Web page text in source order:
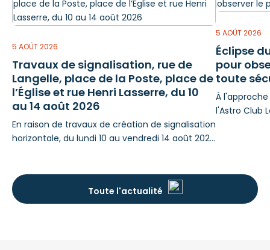
5 AOÛT 2026
Travaux de signalisation, rue de
Langelle, place de la Poste, place de
l’Église et rue Henri Lasserre, du 10
au 14 août 2026
En raison de travaux de création de signalisation
horizontale, du lundi 10 au vendredi 14 août 2026
de la Ville de Lourdes, des perturbations de
stationnement et de circulation seront à
prévoir : STATIONNEMENT Pendant la période
5 AOÛT 2026
Éclipse
pour
toute
À
l'Astro Club
Et en fin
vous
Même
Toute l'actualité